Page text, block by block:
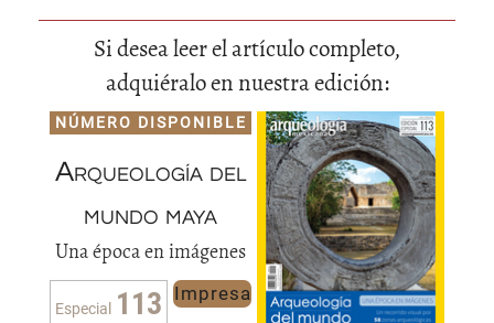
Si desea leer el artículo completo,
adquiéralo en nuestra edición:
NÚMERO DISPONIBLE
Arqueología del
mundo maya
Una época en imágenes
Especial 113 Impresa